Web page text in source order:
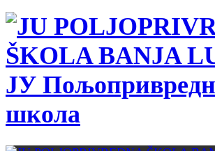
ЈУ
школа